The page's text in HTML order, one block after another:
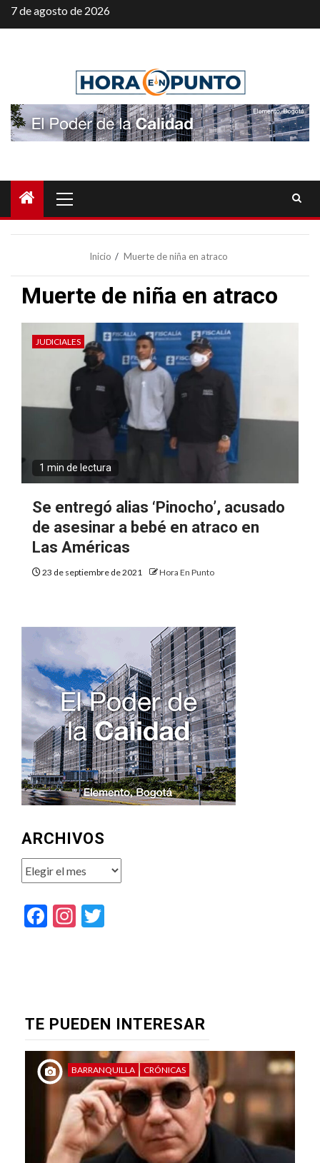
Saltar
al
7 de agosto de 2026
principal
Inicio Muerte de niña en atraco
Muerte de niña en atraco
JUDICIALES
1 min de lectura
Se entregó alias ‘Pinocho’, acusado
de asesinar a bebé en atraco en
Las Américas
23 de septiembre de 2021 Hora En Punto
ARCHIVOS
Archivos
Facebook
Instagram
TE PUEDEN INTERESAR
BARRANQUILLA CRÓNICAS